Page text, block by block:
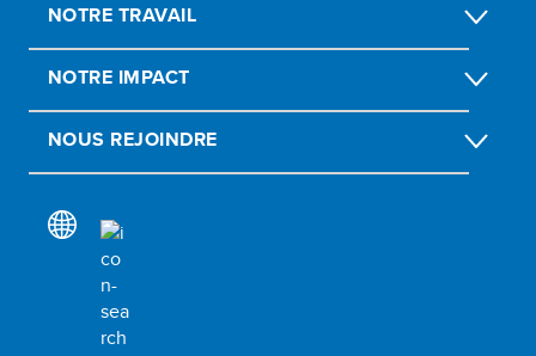
NOTRE TRAVAIL
NOTRE IMPACT
NOUS REJOINDRE